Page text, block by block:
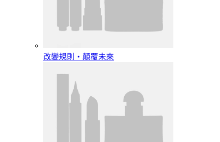
改變規則‧顛覆未來